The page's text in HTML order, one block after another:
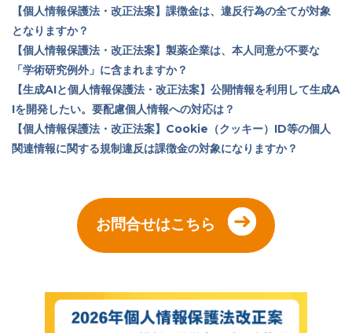
【個人情報保護法・改正法案】課徴金は、違反行為の全てが対象
となりますか？
【個人情報保護法・改正法案】製薬企業は、本人同意が不要な
「学術研究例外」に含まれますか？
【生成AIと個人情報保護法・改正法案】公開情報を利用して生成A
Iを開発したい。要配慮個人情報への対応は？
【個人情報保護法・改正法案】Cookie（クッキー）ID等の個人
関連情報に関する規制違反は課徴金の対象になりますか？
お問合せはこちら